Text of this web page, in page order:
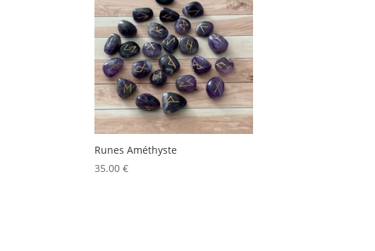
45.50 €
Runes Améthyste
35.00€